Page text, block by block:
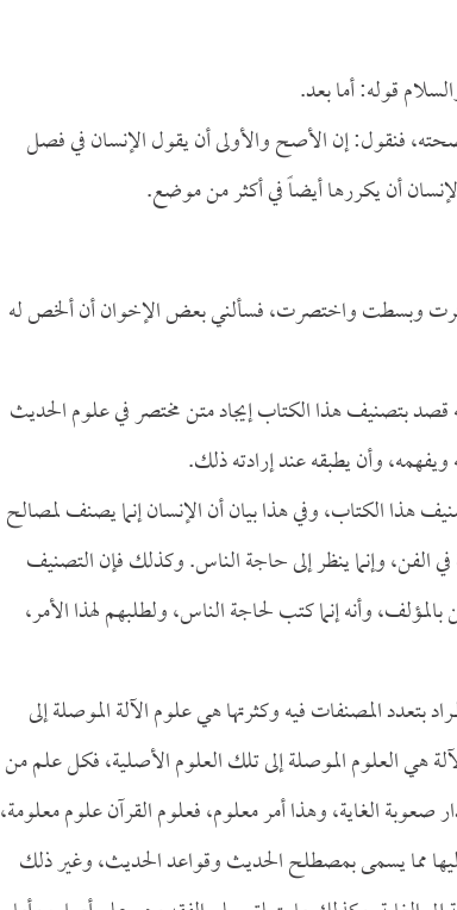
قوله: أما بعد.
فنقول: إن الأصح والأولى أن يقول الإنسان في فصل
أن يكررها أيضاً في أكثر من موضع.
وبسطت واختصرت، فسألني بعض الإخوان أن ألخص له
قصد بتصنيف هذا الكتاب إيجاد متن مختصر في علوم الحديث
وأن يطبقه عند إرادته ذلك.
هذا الكتاب، وفي هذا بيان أن الإنسان إنما يصنف لمصالح
الفن، وإنما ينظر إلى حاجة الناس. وكذلك فإن التصنيف
وأنه إنما كتب لحاجة الناس، ولطلبهم لهذا الأمر،
بتعدد المصنفات فيه وكثرتها هي علوم الآلة الموصلة إلى
هي العلوم الموصلة إلى تلك العلوم الأصلية، فكل علم من
صعوبة الغاية، وهذا أمر معلوم، فعلوم القرآن علوم معلومة،
مما يسمى بمصطلح الحديث وقواعد الحديث، وغير ذلك